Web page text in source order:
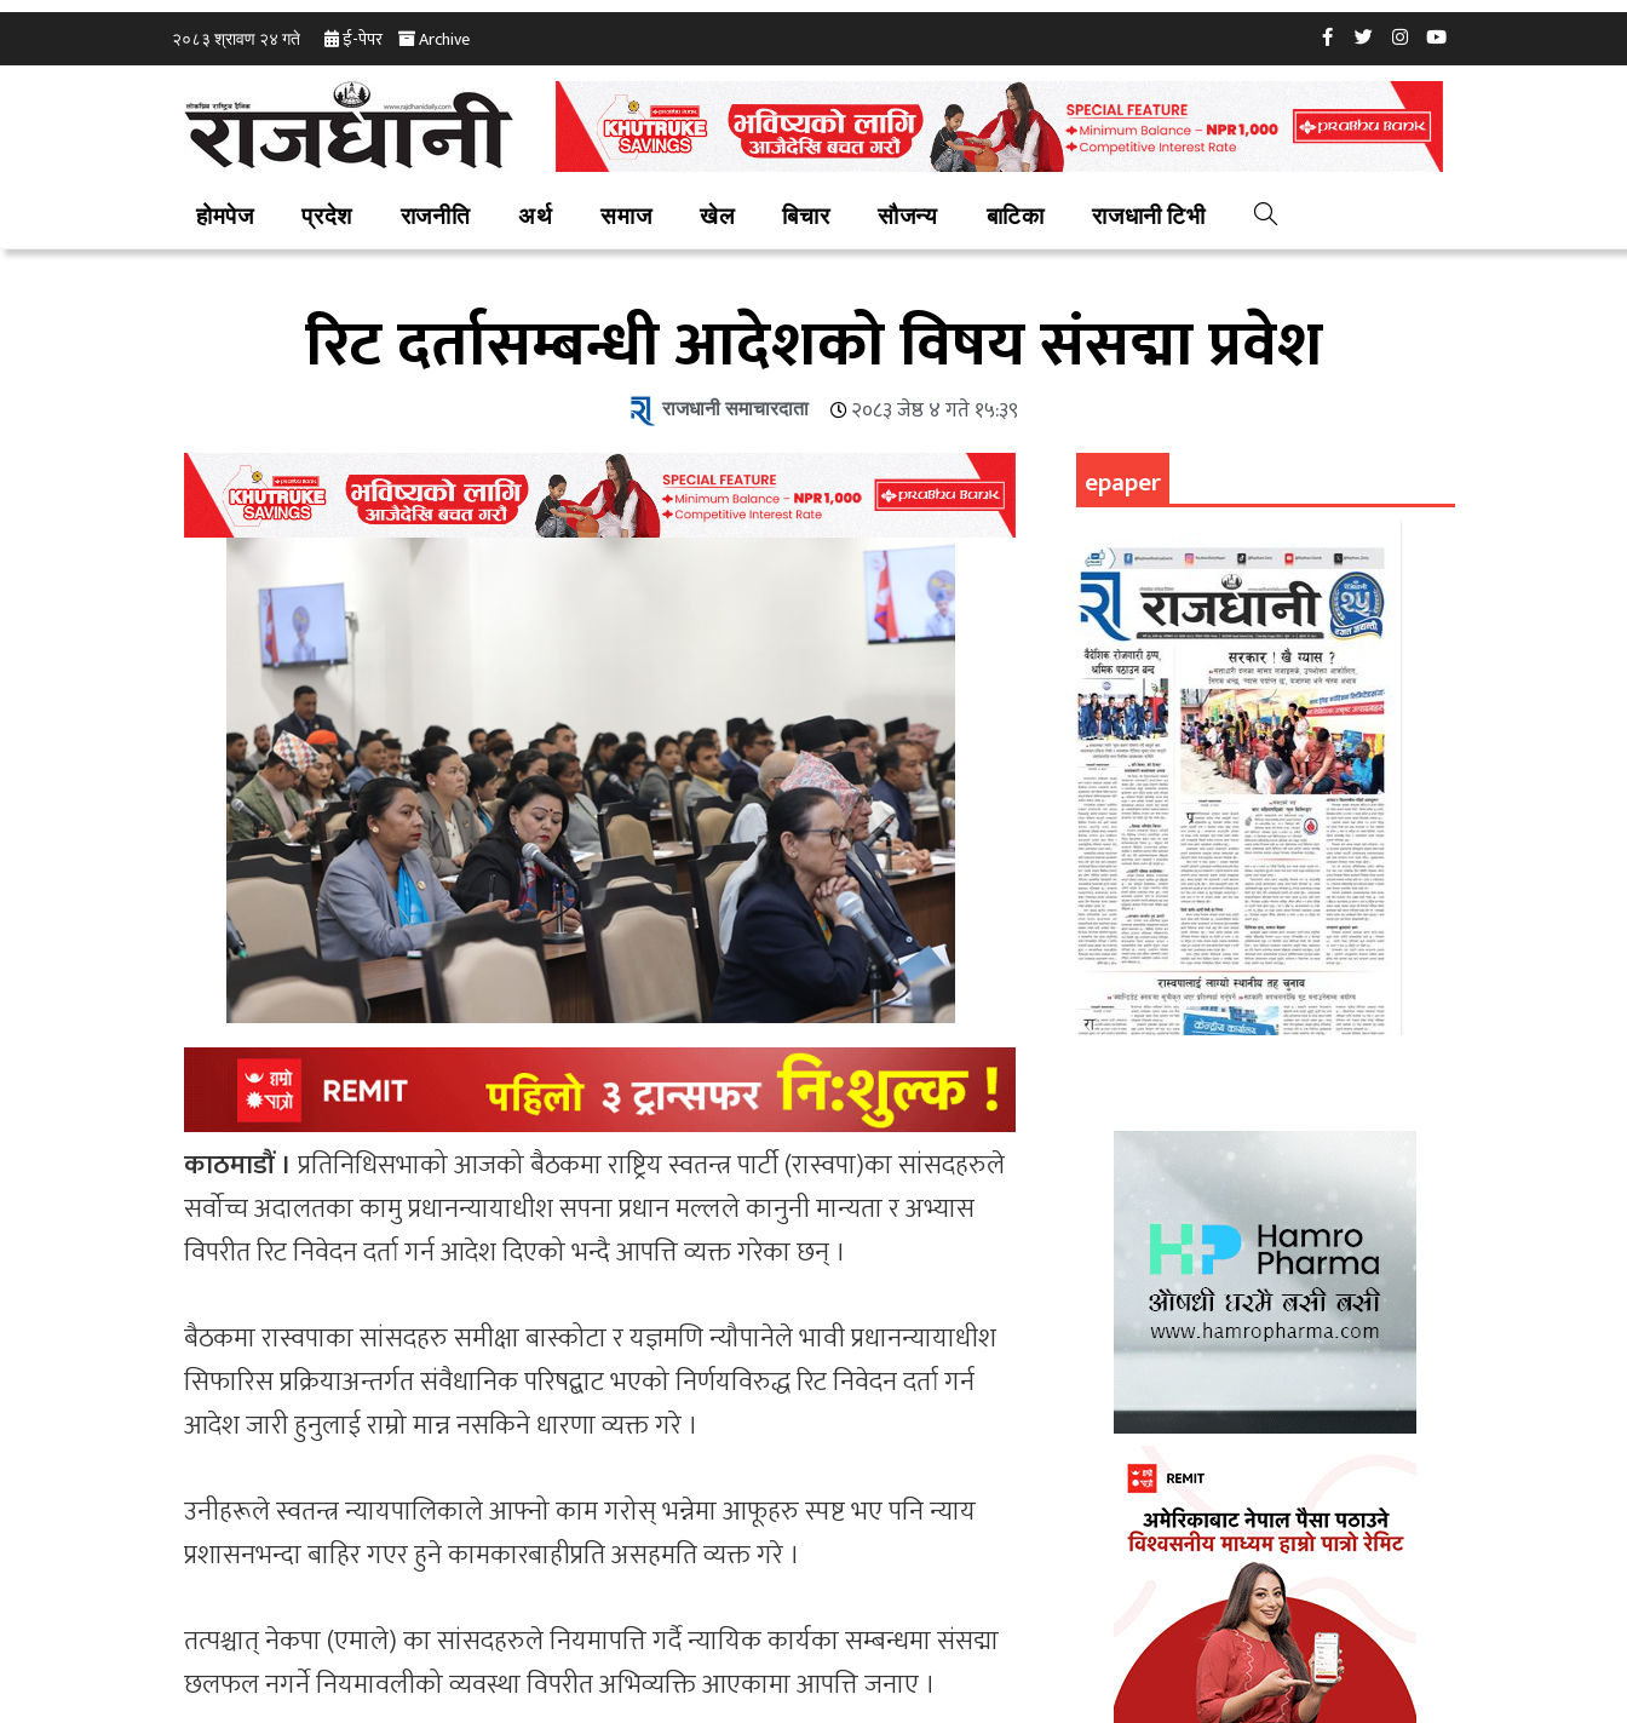
२०८३ श्रावण २४ गते ई-पेपर Archive
होमपेज प्रदेश राजनीति अर्थ समाज खेल बिचार सौजन्य बाटिका राजधानी टिभी
रिट दर्तासम्बन्धी आदेशको विषय संसद्मा प्रवेश
राजधानी समाचारदाता २०८३ जेष्ठ ४ गते १५:३९
काठमाडौं । प्रतिनिधिसभाको आजको बैठकमा राष्ट्रिय स्वतन्त्र पार्टी (रास्वपा)का सांसदहरुले
सर्वोच्च अदालतका कामु प्रधानन्यायाधीश सपना प्रधान मल्लले कानुनी मान्यता र अभ्यास
विपरीत रिट निवेदन दर्ता गर्न आदेश दिएको भन्दै आपत्ति व्यक्त गरेका छन् ।
बैठकमा रास्वपाका सांसदहरु समीक्षा बास्कोटा र यज्ञमणि न्यौपानेले भावी प्रधानन्यायाधीश
सिफारिस प्रक्रियाअन्तर्गत संवैधानिक परिषद्बाट भएको निर्णयविरुद्ध रिट निवेदन दर्ता गर्न
आदेश जारी हुनुलाई राम्रो मान्न नसकिने धारणा व्यक्त गरे ।
उनीहरूले स्वतन्त्र न्यायपालिकाले आफ्नो काम गरोस् भन्नेमा आफूहरु स्पष्ट भए पनि न्याय
प्रशासनभन्दा बाहिर गएर हुने कामकारबाहीप्रति असहमति व्यक्त गरे ।
तत्पश्चात् नेकपा (एमाले) का सांसदहरुले नियमापत्ति गर्दै न्यायिक कार्यका सम्बन्धमा संसद्मा
छलफल नगर्ने नियमावलीको व्यवस्था विपरीत अभिव्यक्ति आएकामा आपत्ति जनाए ।
epaper